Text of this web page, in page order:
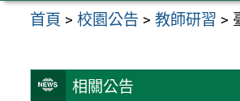
首頁 >校園公告 >教師研習 >
相關公告